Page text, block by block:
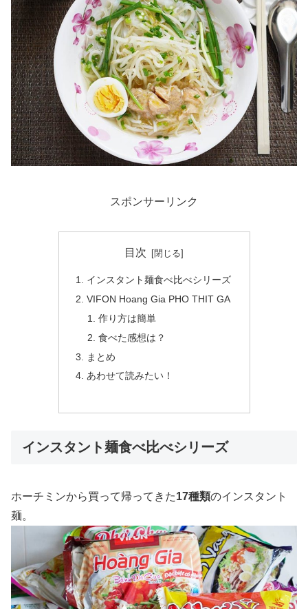
スポンサーリンク
目次
インスタント麺食べ比べシリーズ
VIFON Hoang Gia PHO THIT GA
作り方は簡単
食べた感想は？
まとめ
あわせて読みたい！
インスタント麺食べ比べシリーズ
ホーチミンから買って帰ってきた17種類のインスタント
麺。